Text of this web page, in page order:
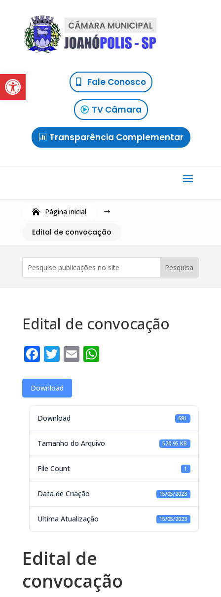
Abrir a barra de ferramentasFale Conosco
TV Câmara
Transparência Complementar
Página inicial $
Edital de convocação
Edital de convocação
Facebook
Twitter
EmailWhatsApp
Download
Download 681
Tamanho do Arquivo 520.95 KB
File Count 1
Data de Criação 15/05/2023
Ultima Atualização 15/05/2023
Edital de
convocação